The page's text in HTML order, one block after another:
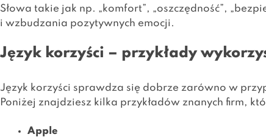
Słowa takie jak np. „komfort”, „oszczędność”,
i wzbudzania pozytywnych emocji.
Język korzyści – przykłady
Język korzyści sprawdza się dobrze zarówno w
Poniżej znajdziesz kilka przykładów znanych firm,
Apple